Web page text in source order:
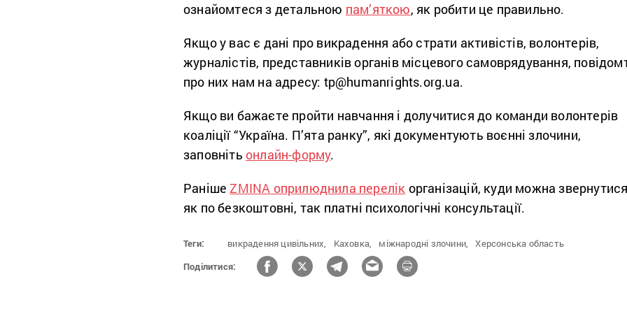
ознайомтеся з детальною пам’яткою, як робити це правильно.
Якщо у вас є дані про викрадення або страти активістів, волонтерів,
журналістів, представників органів місцевого самоврядування,
про них нам на адресу: tp@humanrights.org.ua.
Якщо ви бажаєте пройти навчання і долучитися до команди волонтерів
коаліції “Україна. П’ята ранку”, які документують воєнні злочини,
заповніть онлайн-форму.
РанішеZMINA оприлюднила перелік організацій, куди можна
як по безкоштовні, так платні психологічні консультації.
Теги: викрадення цивільних, Каховка, міжнародні злочини,
Херсонська область
Поділитися: